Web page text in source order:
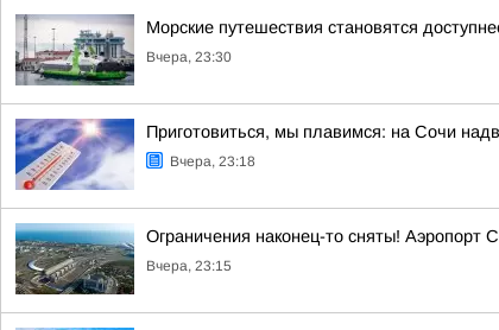
Морские путешествия становятся
Вчера, 23:30
Приготовиться, мы плавимся: на Сочи
Вчера, 23:18
Ограничения наконец-то сняты! Аэропорт
Вчера, 23:15